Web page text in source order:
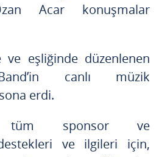
Acar konuşmalar
ve eşliğinde düzenlenen
canlı müzik
erdi.
tüm sponsor ve
destekleri ve ilgileri için,